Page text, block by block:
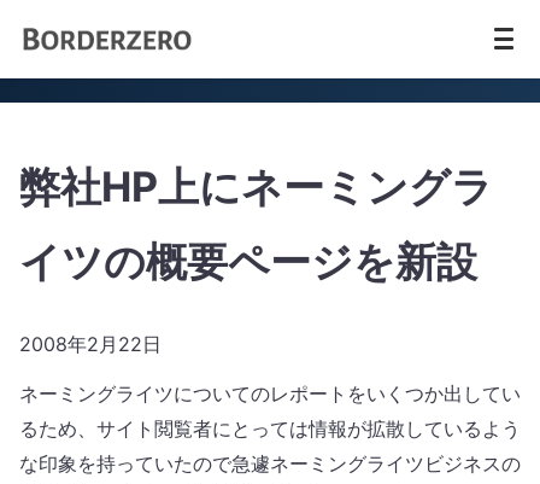
弊社HP上にネーミングラ
イツの概要ページを新設
2008年2月22日
ネーミングライツについてのレポートをいくつか出してい
るため、サイト閲覧者にとっては情報が拡散しているよう
な印象を持っていたので急遽ネーミングライツビジネスの